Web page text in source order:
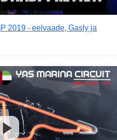
2019 - eelvaade, Gasly ja